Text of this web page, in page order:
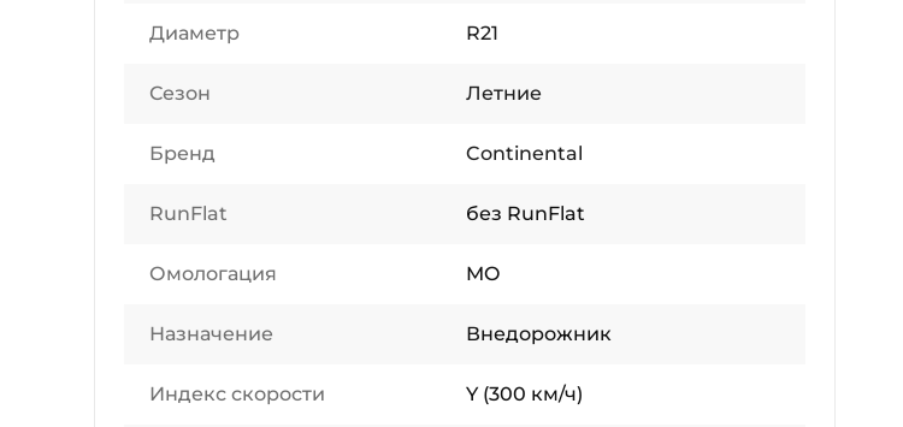
Диаметр R21
Сезон Летние
Бренд Continental
RunFlat без RunFlat
Омологация MO
Назначение Внедорожник
Индекс скорости Y (300 км/ч)